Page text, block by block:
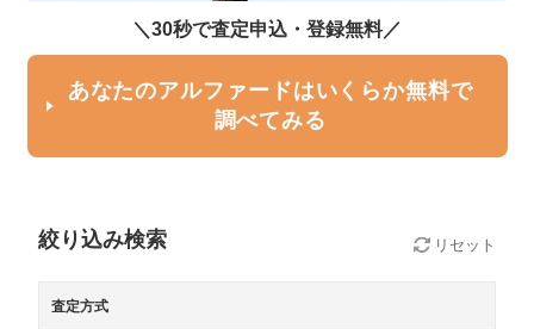
＼30秒で査定申込・登録無料／
あなたのアルファードはいくらか無料で
調べてみる
絞り込み検索 リセット
査定方式